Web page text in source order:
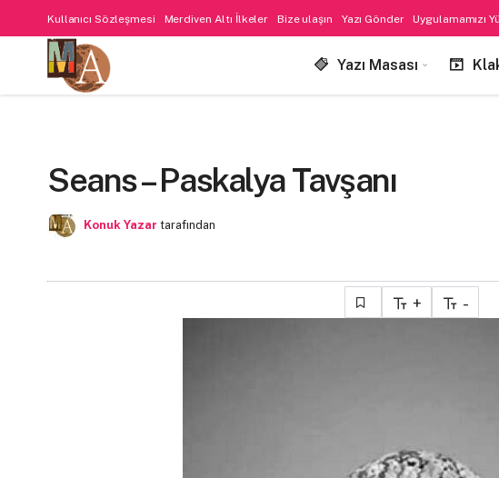
Kullanıcı Sözleşmesi Merdiven Altı İlkeler Bize ulaşın Yazı Gönder Uygulamamızı
Yazı Masası
Seans – Paskalya Tavşanı
Konuk Yazar tarafından
+ -